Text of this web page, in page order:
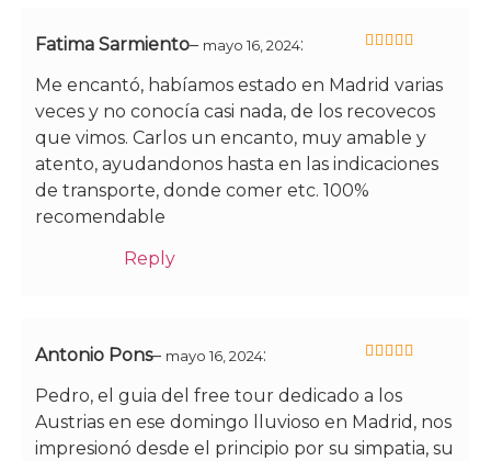
Fatima Sarmiento– mayo 16, 2024:
Me encantó, habíamos estado en Madrid varias
veces y no conocía casi nada, de los recovecos
que vimos. Carlos un encanto, muy amable y
atento, ayudandonos hasta en las indicaciones
de transporte, donde comer etc. 100%
recomendable
Reply
Antonio Pons– mayo 16, 2024:
Pedro, el guia del free tour dedicado a los
Austrias en ese domingo lluvioso en Madrid, nos
impresionó desde el principio por su simpatia, su